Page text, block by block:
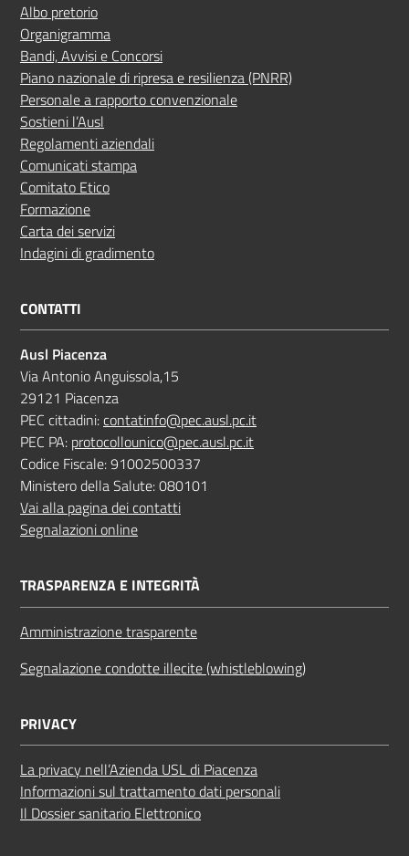
Albo pretorio
Organigramma
Bandi, Avvisi e Concorsi
Piano nazionale di ripresa e resilienza (PNRR)
Personale a rapporto convenzionale
Sostieni l’Ausl
Regolamenti aziendali
Comunicati stampa
Comitato Etico
Formazione
Carta dei servizi
Indagini di gradimento
CONTATTI
Ausl Piacenza
Via Antonio Anguissola,15
29121 Piacenza
PEC cittadini:contatinfo@pec.ausl.pc.it
PEC PA: protocollounico@pec.ausl.pc.it
Codice Fiscale: 91002500337
Ministero della Salute: 080101
Vai alla pagina dei contatti
Segnalazioni online
TRASPARENZA E INTEGRITÀ
Amministrazione trasparente
Segnalazione condotte illecite (whistleblowing)
PRIVACY
La privacy nell’Azienda USL di Piacenza
Informazioni sul trattamento dati personali
Il Dossier sanitario Elettronico